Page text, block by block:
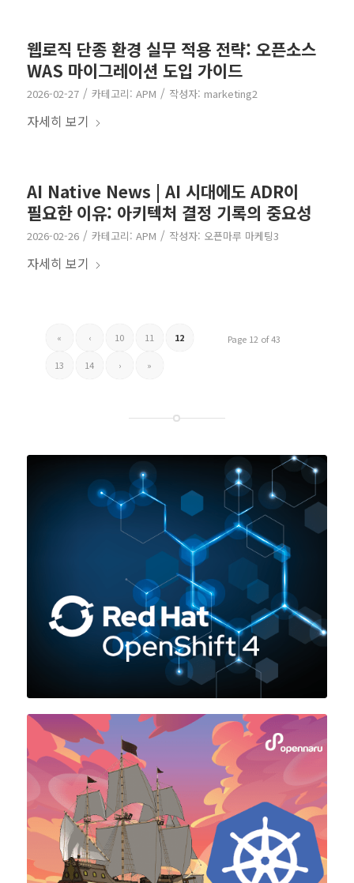
웹로직 단종 환경 실무 적용 전략: 오픈소스
WAS 마이그레이션 도입 가이드
2026-02-27 / 카테고리: APM / 작성자: marketing2
자세히 보기
AI Native News | AI 시대에도 ADR이
필요한 이유: 아키텍처 결정 기록의 중요성
2026-02-26 / 카테고리: APM / 작성자: 오픈마루 마케팅3
자세히 보기
Page 12 of 43
« ‹ 10 11 12
13 14 › »